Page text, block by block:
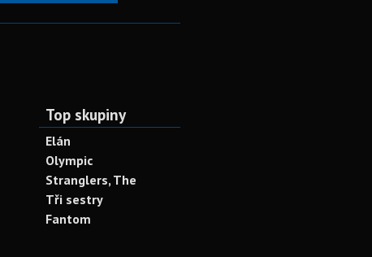
Top skupiny
Elán
Olympic
Stranglers, The
Tři sestry
Fantom